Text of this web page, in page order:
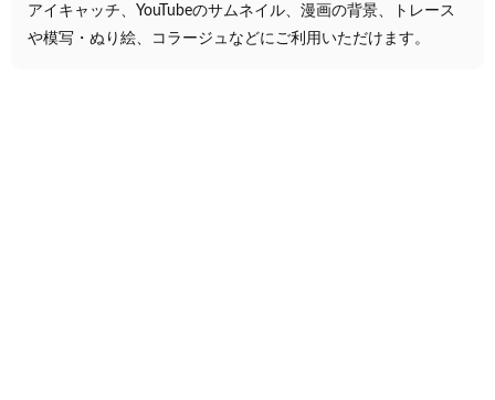
アイキャッチ、YouTubeのサムネイル、漫画の背景、トレース
や模写・ぬり絵、コラージュなどにご利用いただけます。